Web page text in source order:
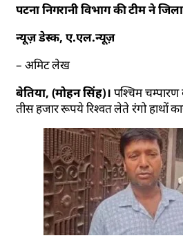
पटना निगरानी विभाग की टीम ने
न्यूज़ डेस्क, ए.एल.न्यूज़
– अमिट लेख
बेतिया, (मोहन सिंह)। पश्चिम चम्पारण
तीस हजार रूपये रिश्वत लेते रंगो हाथों